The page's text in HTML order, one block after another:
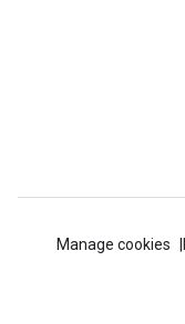
Manage cookies